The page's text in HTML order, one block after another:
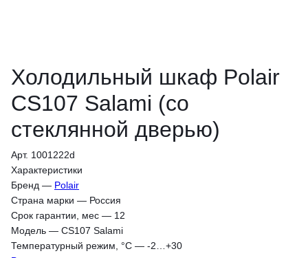
Холодильный шкаф Polair
CS107 Salami (со
стеклянной дверью)
Арт. 1001222d
Характеристики
Бренд — Polair
Страна марки — Россия
Срок гарантии, мес — 12
Модель — CS107 Salami
Температурный режим, °С — -2…+30